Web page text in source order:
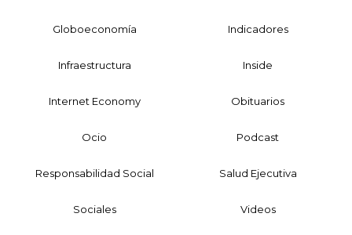
Globoeconomía Indicadores
Infraestructura Inside
Internet Economy Obituarios
Ocio Podcast
Responsabilidad Social Salud Ejecutiva
Sociales Videos